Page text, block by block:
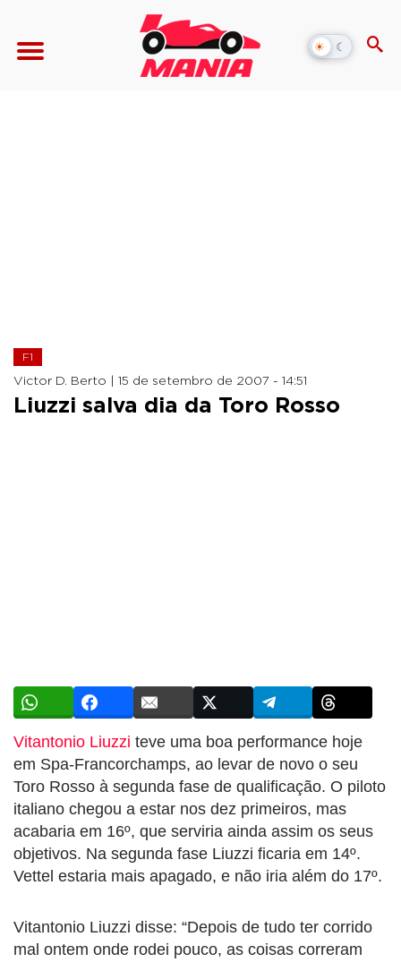
☀ ☾
Alternar
modo
F1
Victor D. Berto | 15 de setembro de 2007 - 14:51
Liuzzi salva dia da Toro Rosso
Vitantonio Liuzzi teve uma boa performance hoje
em Spa-Francorchamps, ao levar de novo o seu
Toro Rosso à segunda fase de qualificação. O piloto
italiano chegou a estar nos dez primeiros, mas
acabaria em 16º, que serviria ainda assim os seus
objetivos. Na segunda fase Liuzzi ficaria em 14º.
Vettel estaria mais apagado, e não iria além do 17º.
Vitantonio Liuzzi disse: “Depois de tudo ter corrido
mal ontem onde rodei pouco, as coisas correram